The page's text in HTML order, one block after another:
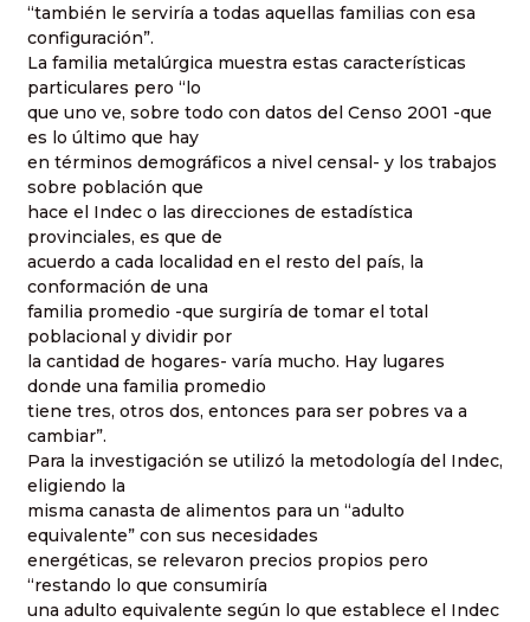
“también le serviría a todas aquellas familias con esa
configuración”.
La familia metalúrgica muestra estas características
particulares pero “lo
que uno ve, sobre todo con datos del Censo 2001 -que
es lo último que hay
en términos demográficos a nivel censal- y los trabajos
sobre población que
hace el Indec o las direcciones de estadística
provinciales, es que de
acuerdo a cada localidad en el resto del país, la
conformación de una
familia promedio -que surgiría de tomar el total
poblacional y dividir por
la cantidad de hogares- varía mucho. Hay lugares
donde una familia promedio
tiene tres, otros dos, entonces para ser pobres va a
cambiar”.
Para la investigación se utilizó la metodología del Indec,
eligiendo la
misma canasta de alimentos para un “adulto
equivalente” con sus necesidades
energéticas, se relevaron precios propios pero
“restando lo que consumiría
una adulto equivalente según lo que establece el Indec